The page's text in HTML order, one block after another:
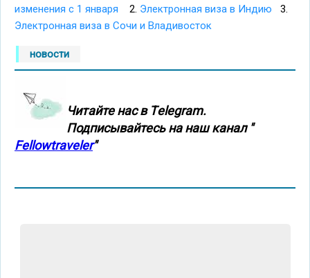
изменения с 1 января 2. Электронная виза в Индию 3.
Электронная виза в Сочи и Владивосток
новости
Читайте нас в Тelegram.
Подписывайтесь на наш канал "
Fellowtraveler"